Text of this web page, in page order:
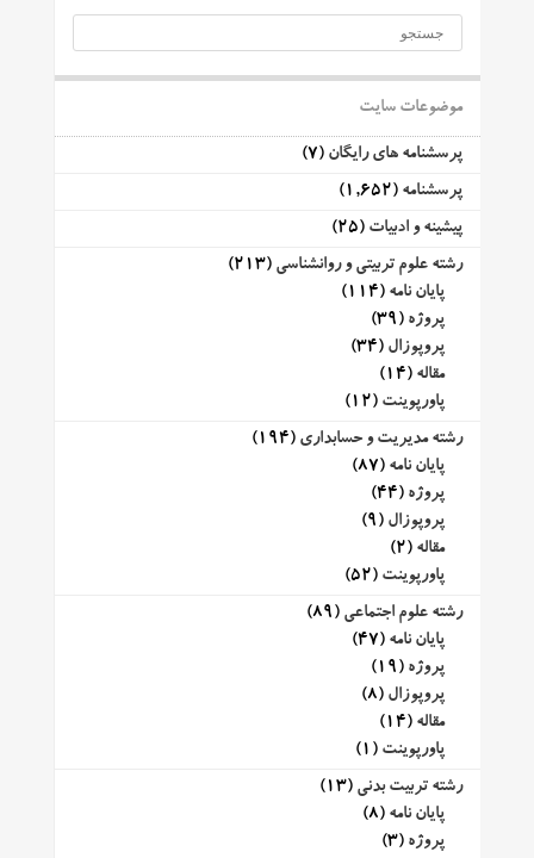
موضوعات سایت
پرسشنامه های رایگان (7)
پرسشنامه (1,652)
پیشینه و ادبیات (25)
رشته علوم تربیتی و روانشناسی (213)
پایان نامه (114)
پروژه (39)
پروپوزال (34)
مقاله (14)
پاورپوینت (12)
رشته مدیریت و حسابداری (194)
پایان نامه (87)
پروژه (44)
پروپوزال (9)
مقاله (2)
پاورپوینت (52)
رشته علوم اجتماعی (89)
پایان نامه (47)
پروژه (19)
پروپوزال (8)
مقاله (14)
پاورپوینت (1)
رشته تربیت بدنی (13)
پایان نامه (8)
پروژه (3)